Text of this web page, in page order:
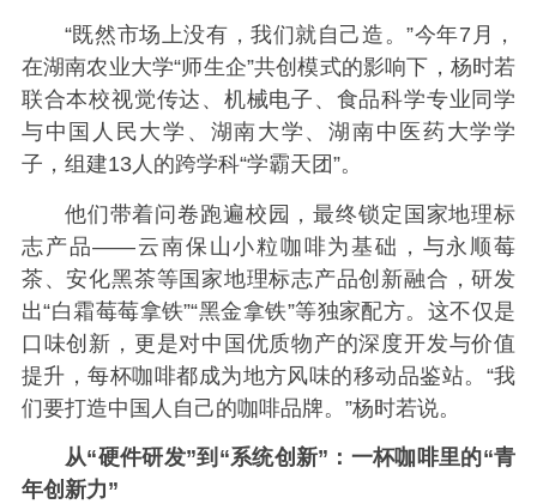
“既然市场上没有，我们就自己造。”今年7月，
在湖南农业大学“师生企”共创模式的影响下，杨时若
联合本校视觉传达、机械电子、食品科学专业同学
与中国人民大学、湖南大学、湖南中医药大学学
子，组建13人的跨学科“学霸天团”。
他们带着问卷跑遍校园，最终锁定国家地理标
志产品——云南保山小粒咖啡为基础，与永顺莓
茶、安化黑茶等国家地理标志产品创新融合，研发
出“白霜莓莓拿铁”“黑金拿铁”等独家配方。这不仅是
口味创新，更是对中国优质物产的深度开发与价值
提升，每杯咖啡都成为地方风味的移动品鉴站。“我
们要打造中国人自己的咖啡品牌。”杨时若说。
从“硬件研发”到“系统创新”：一杯咖啡里的“青
年创新力”